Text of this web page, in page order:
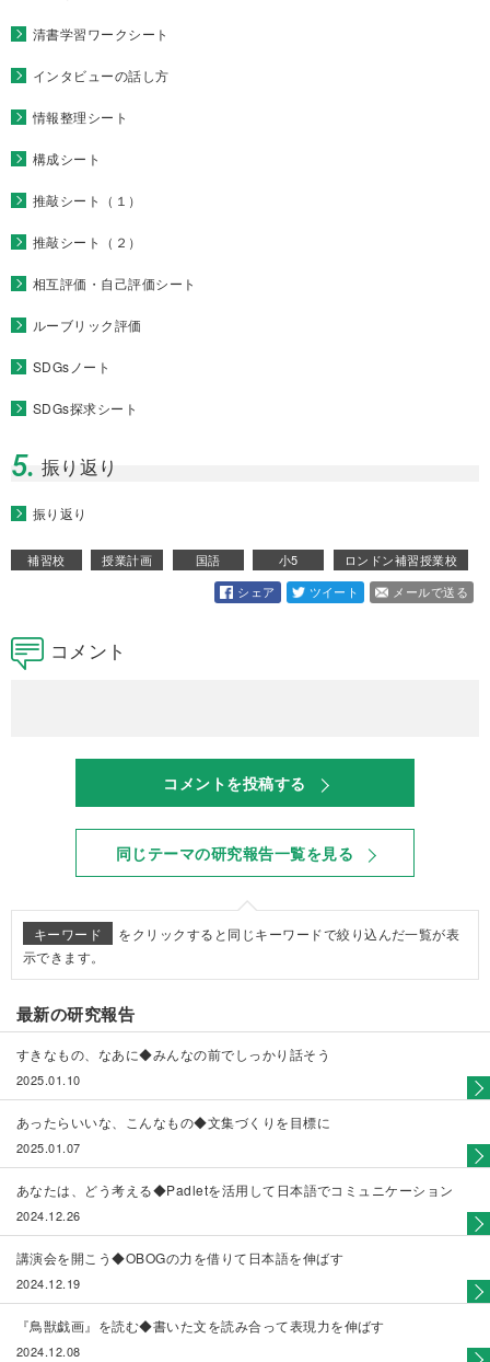
清書学習ワークシート
インタビューの話し方
情報整理シート
構成シート
推敲シート（１）
推敲シート（２）
相互評価・自己評価シート
ルーブリック評価
SDGsノート
SDGs探求シート
5. 振り返り
振り返り
補習校 授業計画 国語 小5
ロンドン補習授業校
シェア
ツイート メールで送る
コメント
コメントを投稿する
同じテーマの研究報告一覧を見る
キーワード
をクリックすると同じキーワードで絞り込んだ一覧が表
示できます。
最新の研究報告
すきなもの、なあに◆みんなの前でしっかり話そう
2025.01.10
あったらいいな、こんなもの◆文集づくりを目標に
2025.01.07
あなたは、どう考える◆Padletを活用して日本語でコミュニケーション
2024.12.26
講演会を開こう◆OBOGの力を借りて日本語を伸ばす
2024.12.19
『鳥獣戯画』を読む◆書いた文を読み合って表現力を伸ばす
2024.12.08